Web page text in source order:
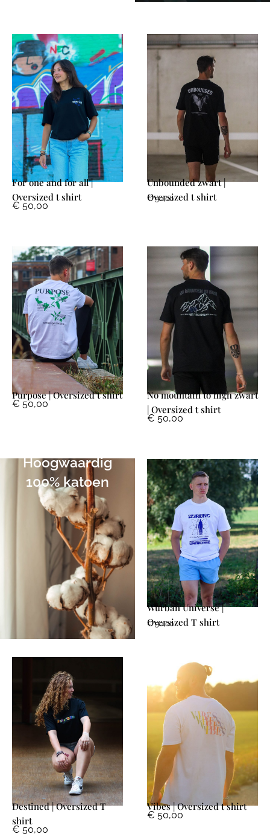
For one and for all |
Oversized t shirt
€ 50,00
Unbounded zwart |
Oversized t shirt
€50,00
Purpose | Oversized t shirt
€ 50,00
No mountain to high zwart
| Oversized t shirt
€ 50,00
Hoogwaardig
100% katoen
Wurban Universe |
Oversized T shirt
€50,00
Destined | Oversized T
shirt
€ 50,00
Vibes | Oversized t shirt
€ 50,00